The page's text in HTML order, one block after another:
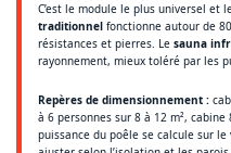
C’est le module le plus universel et
traditionnel fonctionne autour de
résistances et pierres. Le sauna
rayonnement, mieux toléré par les
Repères de dimensionnement :
à 6 personnes sur 8 à 12 m²,
puissance du poêle se calcule sur